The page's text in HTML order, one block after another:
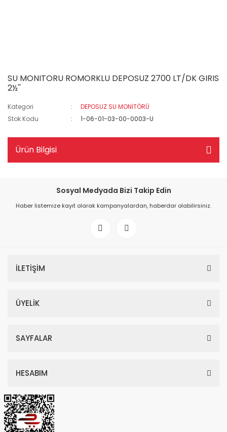
SU MONITORU ROMORKLU DEPOSUZ 2700 LT/DK GIRIS
2½''
Kategori
DEPOSUZ SU MONİTÖRÜ
Stok Kodu
1-06-01-03-00-0003-U
Ürün Bilgisi
Sosyal Medyada Bizi Takip Edin
Haber listemize kayıt olarak kampanyalardan, haberdar olabilirsiniz.
İLETİŞİM
ÜYELİK
SAYFALAR
HESABIM